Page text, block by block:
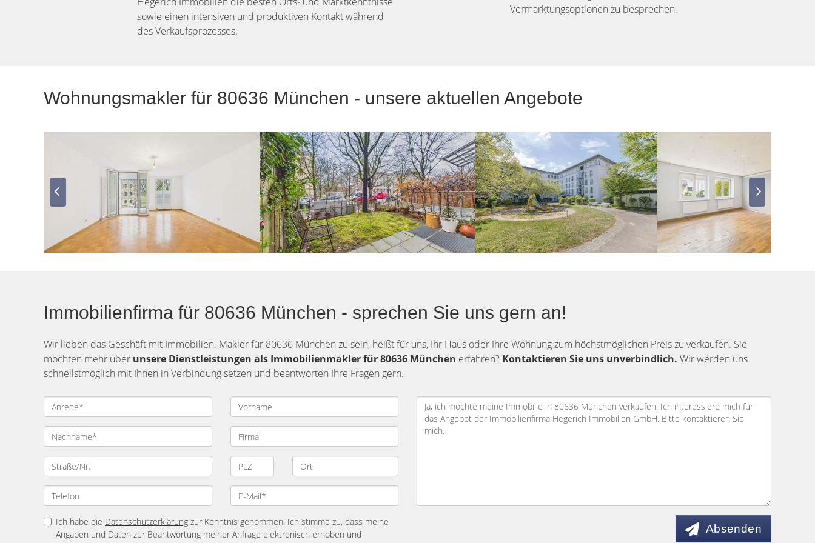
sowie einen intensiven und produktiven Kontakt während
des Verkaufsprozesses.
Vermarktungsoptionen zu besprechen.
Wohnungsmakler für 80636 München - unsere aktuellen Angebote
Immobilienfirma für 80636 München - sprechen Sie uns gern an!
Wir lieben das Geschäft mit Immobilien. Makler für 80636 München zu sein, heißt für uns, Ihr Haus oder Ihre Wohnung zum höchstmöglichen Preis zu verkaufen. Sie
möchten mehr über unsere Dienstleistungen als Immobilienmakler für 80636 München erfahren? Kontaktieren Sie uns unverbindlich. Wir werden uns
schnellstmöglich mit Ihnen in Verbindung setzen und beantworten Ihre Fragen gern.
Ich habe die Datenschutzerklärung zur Kenntnis genommen. Ich stimme zu, dass meine
Angaben und Daten zur Beantwortung meiner Anfrage elektronisch erhoben und
Absenden